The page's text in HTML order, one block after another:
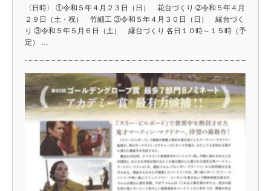
〈日時〉 ①令和５年４月２３日（日） 花台づくり ➁令和５年４月
２９日（土・祝） 竹細工 ③令和５年４月３０日（日） 縁台づく
り ③令和５年５月６日（土） 縁台づくり 各日１０時～１５時（予
定） …